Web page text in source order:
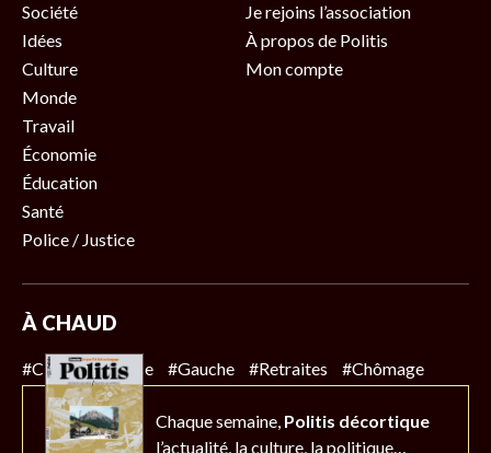
Société
Idées
Culture
Monde
Travail
Économie
Éducation
Santé
Police / Justice
Je rejoins l’association
À propos de Politis
Mon compte
À CHAUD
#Climat #Police #Gauche #Retraites #Chômage
Chaque semaine, Politis décortique
l’actualité, la culture, la politique…